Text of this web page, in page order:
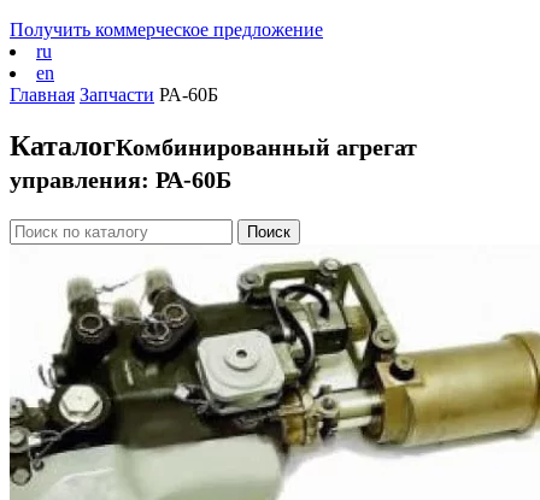
Получить коммерческое предложение
ru
en
Главная Запчасти РА-60Б
КаталогКомбинированный агрегат
управления: РА-60Б